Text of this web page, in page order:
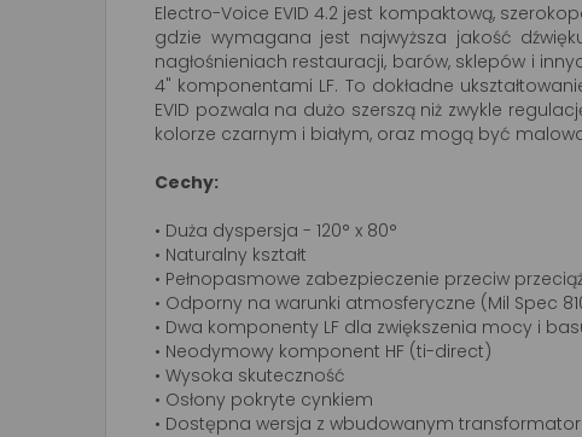
Electro-Voice EVID 4.2 jest kompaktową,
gdzie wymagana jest najwyższa jakość
nagłośnieniach restauracji, barów, sklepów i
4" komponentami LF. To dokładne
EVID pozwala na dużo szerszą niż zwykle
kolorze czarnym i białym, oraz mogą być
Cechy:
• Duża dyspersja - 120° x 80°
• Naturalny kształt
• Pełnopasmowe zabezpieczenie przeciw
• Odporny na warunki atmosferyczne (Mil Spec 810
• Dwa komponenty LF dla zwiększenia mocy i
• Neodymowy komponent HF (ti-direct)
• Wysoka skuteczność
• Osłony pokryte cynkiem
• Dostępna wersja z wbudowanym